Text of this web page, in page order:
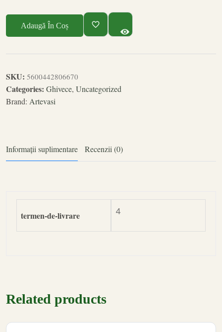
Adaugă În Coș
SKU: 5600442806670
Categories: Ghivece, Uncategorized
Brand: Artevasi
Informații suplimentare Recenzii (0)
termen-de-livrare 4
Related products